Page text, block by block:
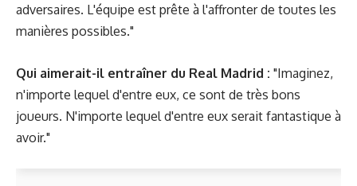
adversaires. L'équipe est prête à l'affronter de toutes les
manières possibles."
Qui aimerait-il entraîner du Real Madrid : "Imaginez,
n'importe lequel d'entre eux, ce sont de très bons
joueurs. N'importe lequel d'entre eux serait fantastique à
avoir."